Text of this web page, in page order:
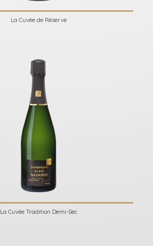
La Cuvée de Réserve
La Cuvée Tradition Demi-Sec